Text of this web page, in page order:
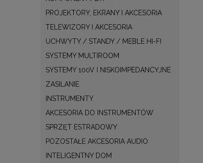
PROJEKTORY, EKRANY I AKCESORIA
TELEWIZORY I AKCESORIA
UCHWYTY / STANDY / MEBLE HI-FI
SYSTEMY MULTIROOM
SYSTEMY 100V I NISKOIMPEDANCYJNE
ZASILANIE
INSTRUMENTY
AKCESORIA DO INSTRUMENTÓW
SPRZĘT ESTRADOWY
POZOSTAŁE AKCESORIA AUDIO
INTELIGENTNY DOM